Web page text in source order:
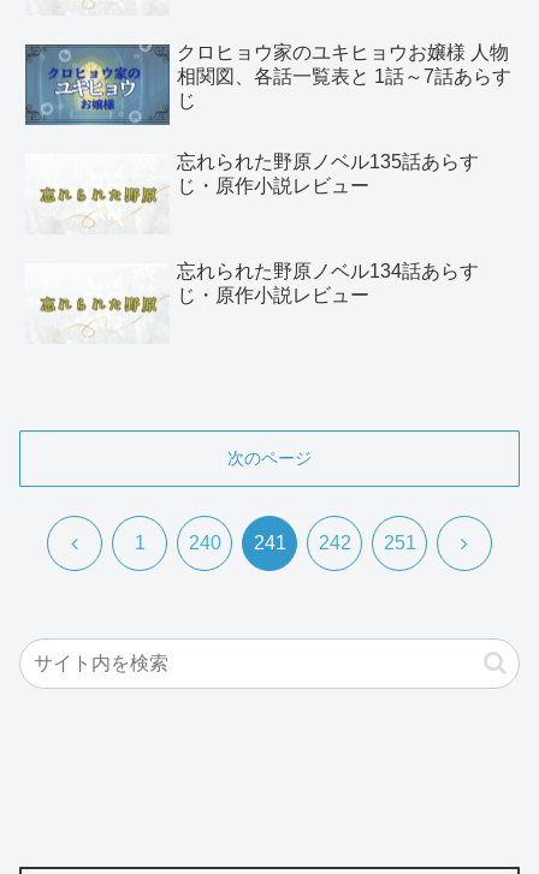
クロヒョウ家のユキヒョウお嬢様 人物
相関図、各話一覧表と 1話～7話あらす
じ
忘れられた野原ノベル135話あらす
じ・原作小説レビュー
忘れられた野原ノベル134話あらす
じ・原作小説レビュー
次のページ
前 1 240 241 242 251 次